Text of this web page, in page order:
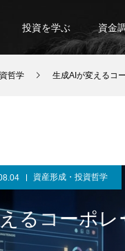
投資を学ぶ 資金
哲学 生成AIが変えるコ
資産形成・投資哲学
るコーポレ